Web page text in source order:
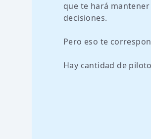
que te hará
decisiones.
Pero eso te
Hay cantidad de